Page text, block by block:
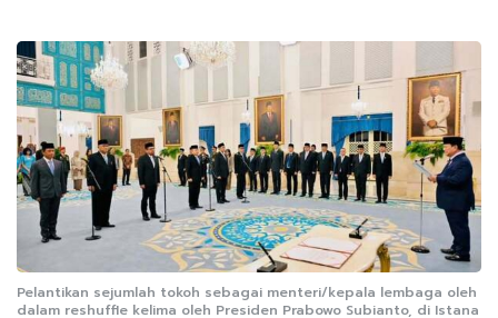
Pelantikan sejumlah tokoh sebagai menteri/kepala lembaga oleh
dalam reshuffle kelima oleh Presiden Prabowo Subianto, di Istana